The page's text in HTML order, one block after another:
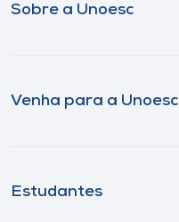
Sobre a Unoesc
Venha para a Unoesc
Estudantes